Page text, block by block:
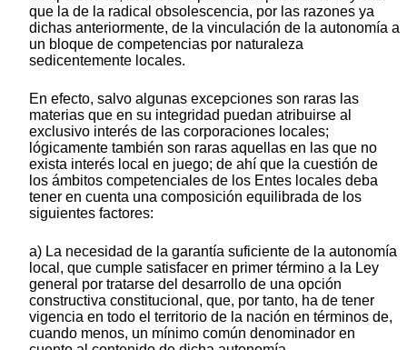
que la de la radical obsolescencia, por las razones ya
dichas anteriormente, de la vinculación de la autonomía a
un bloque de competencias por naturaleza
sedicentemente locales.
En efecto, salvo algunas excepciones son raras las
materias que en su integridad puedan atribuirse al
exclusivo interés de las corporaciones locales;
lógicamente también son raras aquellas en las que no
exista interés local en juego; de ahí que la cuestión de
los ámbitos competenciales de los Entes locales deba
tener en cuenta una composición equilibrada de los
siguientes factores:
a) La necesidad de la garantía suficiente de la autonomía
local, que cumple satisfacer en primer término a la Ley
general por tratarse del desarrollo de una opción
constructiva constitucional, que, por tanto, ha de tener
vigencia en todo el territorio de la nación en términos de,
cuando menos, un mínimo común denominador en